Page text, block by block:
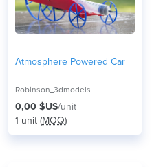
Atmosphere Powered Car
Robinson_3dmodels
0,00 $US/unit
1 unit (MOQ)